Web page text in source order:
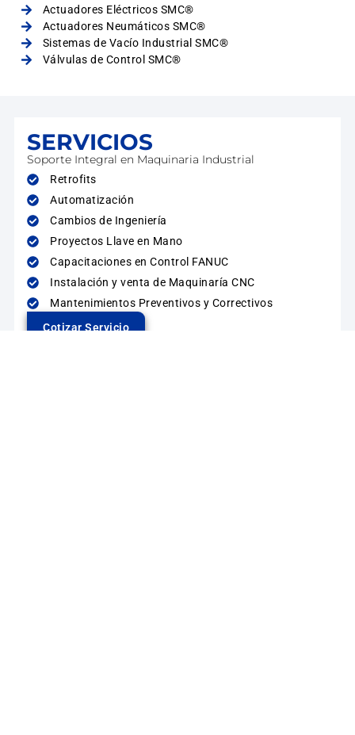
Actuadores Eléctricos SMC®
Actuadores Neumáticos SMC®
Sistemas de Vacío Industrial SMC®
Válvulas de Control SMC®
SERVICIOS
Soporte Integral en Maquinaria Industrial
Retrofits
Automatización
Cambios de Ingeniería
Proyectos Llave en Mano
Capacitaciones en Control FANUC
Instalación y venta de Maquinaría CNC
Mantenimientos Preventivos y Correctivos
Cotizar Servicio